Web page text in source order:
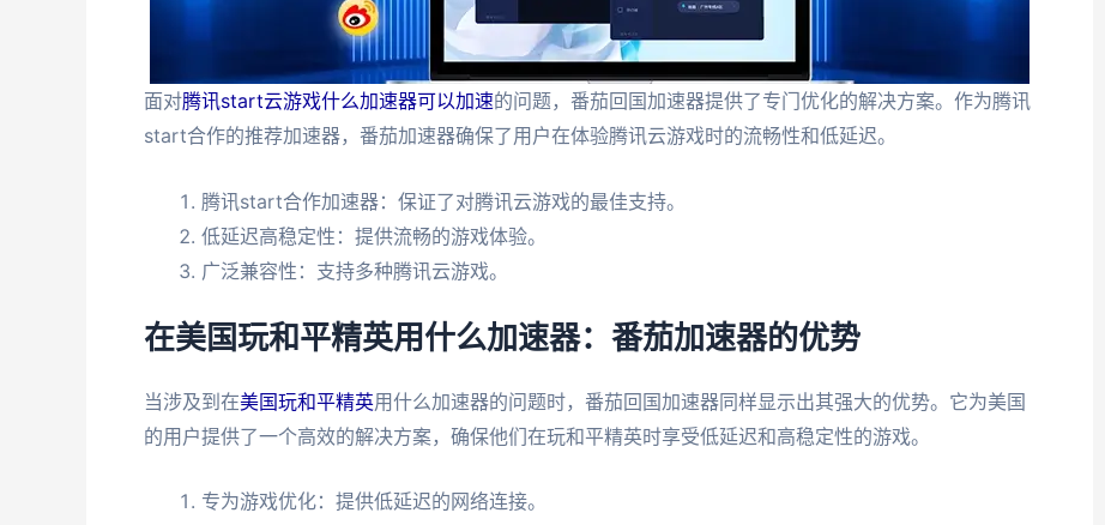
面对腾讯start云游戏什么加速器可以加速的问题，番茄回国加速器提供了专门优化的解决方案。作为腾讯
start合作的推荐加速器，番茄加速器确保了用户在体验腾讯云游戏时的流畅性和低延迟。
腾讯start合作加速器：保证了对腾讯云游戏的最佳支持。
低延迟高稳定性：提供流畅的游戏体验。
广泛兼容性：支持多种腾讯云游戏。
在美国玩和平精英用什么加速器：番茄加速器的优势
当涉及到在美国玩和平精英用什么加速器的问题时，番茄回国加速器同样显示出其强大的优势。它为美国
的用户提供了一个高效的解决方案，确保他们在玩和平精英时享受低延迟和高稳定性的游戏。
专为游戏优化：提供低延迟的网络连接。